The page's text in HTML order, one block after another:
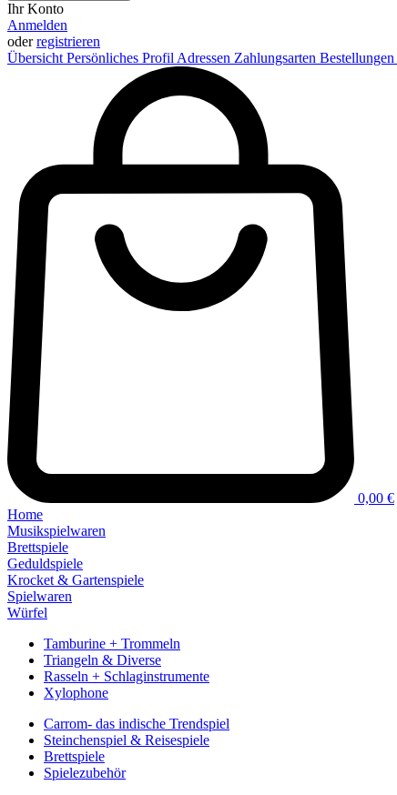
Ihr Konto
Anmelden
oderregistrieren
Übersicht Persönliches Profil Adressen Zahlungsarten Bestellungen
0,00 €
Home
Musikspielwaren
Brettspiele
Geduldspiele
Krocket & Gartenspiele
Spielwaren
Würfel
Tamburine + Trommeln
Triangeln & Diverse
Rasseln + Schlaginstrumente
Xylophone
Carrom- das indische Trendspiel
Steinchenspiel & Reisespiele
Brettspiele
Spielezubehör